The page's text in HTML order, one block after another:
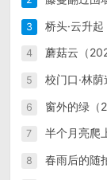
3 桥头·云升
4 蘑菇云（
5 校门口·林
6 窗外的绿（
7 半个月亮爬
8 春雨后的随